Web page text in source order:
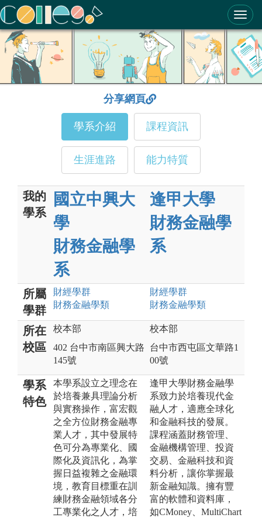
ColleGo! 大學選才與高中育才輔助系統
分享網頁
學系介紹 課程資訊
生涯進路 能力特質
我的
學系
國立中興大
學
財務金融學
系
逢甲大學
財務金融學
系
所屬
學群
財經學群
財務金融學類
財經學群
財務金融學類
所在
校區
校本部
402 台中市南區興大路
145號
校本部
台中市西屯區文華路1
00號
學系
特色
本學系設立之理念在
於培養兼具理論分析
與實務操作，富宏觀
之全方位財務金融專
業人才，其中發展特
色可分為專業化、國
際化及資訊化，為掌
握日益複雜之金融環
境，教育目標重在訓
練財務金融領域各分
工專業化之人才，培
逢甲大學財務金融學
系致力於培養現代金
融人才，適應全球化
和金融科技的發展。
課程涵蓋財務管理、
金融機構管理、投資
交易、金融科技和資
料分析，讓你掌握最
新金融知識。擁有豐
富的軟體和資料庫，
如CMoney、MultiChart